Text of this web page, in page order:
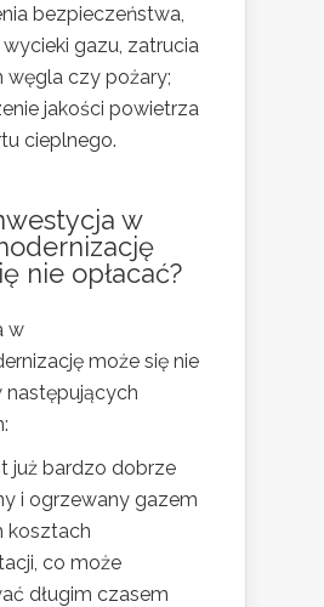
bezpieczeństwa,
wycieki gazu, zatrucia
węgla czy pożary;
jakości powietrza
cieplnego.
w
nie opłacać?
w
może się nie
następujących
już bardzo dobrze
i ogrzewany gazem
kosztach
co może
długim czasem